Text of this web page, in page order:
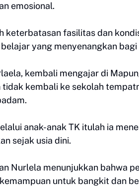
emosional.
keterbatasan fasilitas dan
belajar yang menyenangkan
kembali mengajar di
tidak kembali ke sekolah
anak-anak TK itulah ia
sejak usia dini.
Nurlela menunjukkan bahwa
untuk bangkit dan